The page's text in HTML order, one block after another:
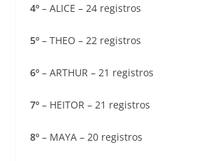
4º– ALICE – 24 registros
5º– THEO – 22 registros
6º– ARTHUR – 21 registros
7º– HEITOR – 21 registros
8º– MAYA – 20 registros